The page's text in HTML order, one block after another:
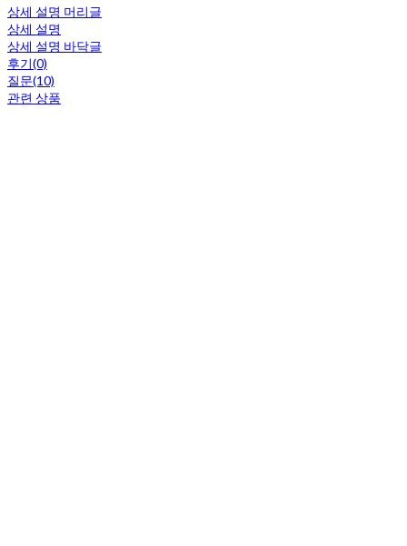
상세 설명 머리글
상세 설명
상세 설명 바닥글
후기(0)
질문(10)
관련 상품